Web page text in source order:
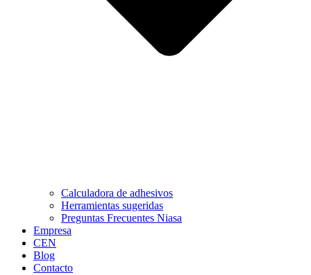
Calculadora de adhesivos
Herramientas sugeridas
Preguntas Frecuentes Niasa
Empresa
CEN
Blog
Contacto